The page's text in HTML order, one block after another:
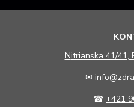
Nitrianska 41/41,
✉
☎ +421